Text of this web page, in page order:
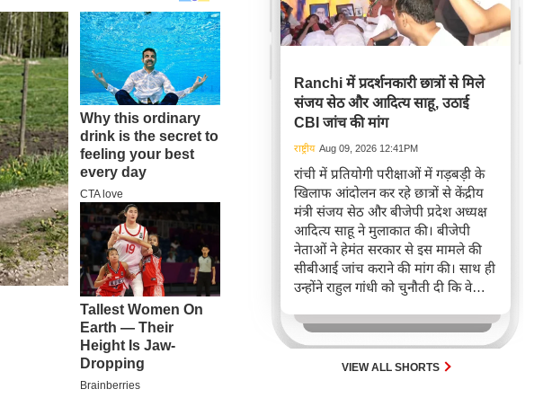
Ranchi में प्रदर्शनकारी छात्रों से मिले
संजय सेठ और आदित्य साहू, उठाई
CBI जांच की मांग
राष्ट्रीय Aug 09, 2026 12:41PM
रांची में प्रतियोगी परीक्षाओं में गड़बड़ी के
खिलाफ आंदोलन कर रहे छात्रों से केंद्रीय
मंत्री संजय सेठ और बीजेपी प्रदेश अध्यक्ष
आदित्य साहू ने मुलाकात की। बीजेपी
नेताओं ने हेमंत सरकार से इस मामले की
सीबीआई जांच कराने की मांग की। साथ ही
उन्होंने राहुल गांधी को चुनौती दी कि वे
VIEW ALL SHORTS